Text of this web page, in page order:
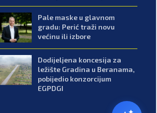
Pale maske u glavnom
gradu: Perić traži novu
većinu ili izbore
Dodijeljena koncesija za
ležište Gradina u Beranama,
pobijedio konzorcijum
EGPDGI